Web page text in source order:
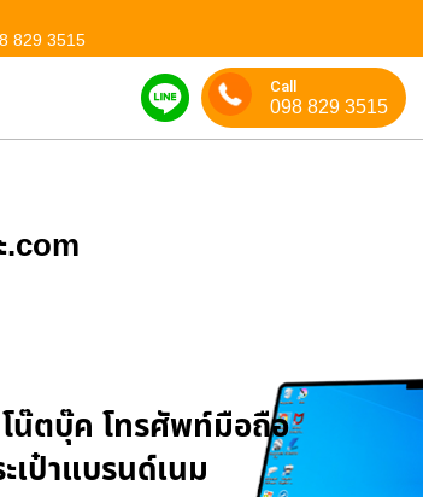
829 3515
Call
098 829 3515
สินค้าไอที
น๊ตบุ๊ค โทรศัพท์มือถือ
เป๋าแบรนด์เนม